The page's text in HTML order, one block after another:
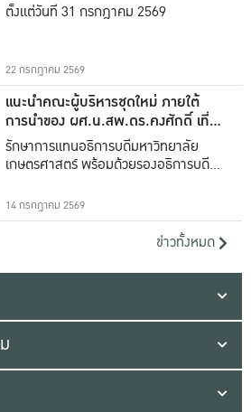
ตั้งแต่วันที่ 31 กรกฎาคม 2569
22 กรกฎาคม 2569
แนะนำคณะผู้บริหารชุดใหม่ ภายใต้
การนำของ ผศ.น.สพ.ดร.คงศักดิ์ เที่ยง
ธรรม
รักษาการแทนอธิการบดีมหาวิทยาลัย
เกษตรศาสตร์ พร้อมด้วยรองอธิการบดีทั้ง
14 กรกฎาคม 2569
ข่าวทั้งหมด